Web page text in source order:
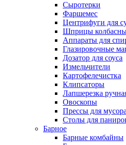
Сыротерки
Фаршемес
Центрифуги для
Шприцы
Аппараты для
Глазировочные
Дозатор для соуса
Измельчители
Картофелечистка
Клипсаторы
Лапшерезка
Овоскопы
Прессы для мусора
Столы для
Барное
Барные комбайны